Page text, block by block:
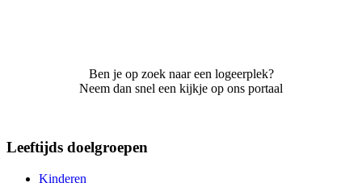
Ben je op zoek naar een logeerplek?
Neem dan snel een kijkje op ons portaal
Leeftijds doelgroepen
Kinderen